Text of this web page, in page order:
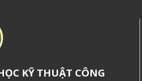
KỸ THUẬT CÔNG